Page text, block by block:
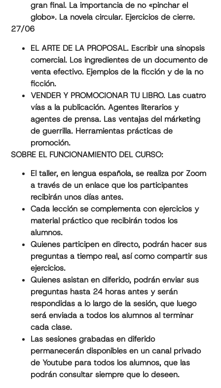
gran final. La importancia de no «pinchar el
globo». La novela circular. Ejercicios de cierre.
27/06
EL ARTE DE LA PROPOSAL. Escribir una sinopsis
comercial. Los ingredientes de un documento de
venta efectivo. Ejemplos de la ficción y de la no
ficción.
VENDER Y PROMOCIONAR TU LIBRO. Las cuatro
vías a la publicación. Agentes literarios y
agentes de prensa. Las ventajas del márketing
de guerrilla. Herramientas prácticas de
promoción.
SOBRE EL FUNCIONAMIENTO DEL CURSO:
El taller, en lengua española, se realiza por Zoom
a través de un enlace que los participantes
recibirán unos días antes.
Cada lección se complementa con ejercicios y
material práctico que recibirán todos los
alumnos.
Quienes participen en directo, podrán hacer sus
preguntas a tiempo real, así como compartir sus
ejercicios.
Quienes asistan en diferido, podrán enviar sus
preguntas hasta 24 horas antes y serán
respondidas a lo largo de la sesión, que luego
será enviada a todos los alumnos al terminar
cada clase.
Las sesiones grabadas en diferido
permanecerán disponibles en un canal privado
de Youtube para todos los alumnos, que las
podrán consultar siempre que lo deseen.